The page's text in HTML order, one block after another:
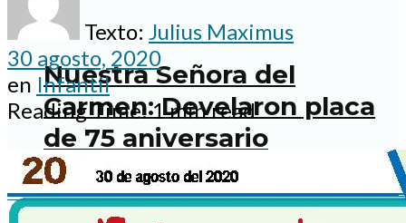
Nuestra Señora del
Carmen: Develaron placa
de 75 aniversario
parroquial
Texto: Julius Maximus
30 agosto, 2020
en Infantil
Reading Time: 1 min read